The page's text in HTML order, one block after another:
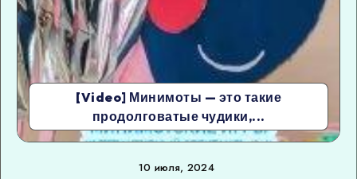
[Video] Минимоты — это такие
продолговатые чудики,...
10 июля, 2024